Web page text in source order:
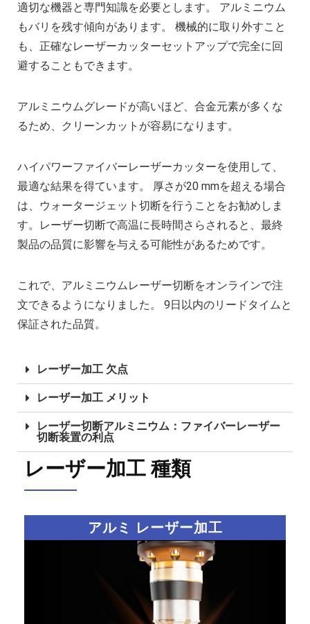
2022年 中国におけるCNC工作機械の開発動
アルミニウム高速加工ガイドの決定版
CNC加工用工具と送り装置の選び方
CNC機械加工部品の材料選択時の考慮点
適切な機器と専門知識を必要とします。 アルミニウム
もバリを残す傾向があります。 機械的に取り外すこと
も、正確なレーザーカッターセットアップで完全に回
避することもできます。
アルミニウムグレードが高いほど、合金元素が多くな
るため、クリーンカットが容易になります。
ハイパワーファイバーレーザーカッターを使用して、
最適な結果を得ています。 厚さが20 mmを超える場合
は、ウォータージェット切断を行うことをお勧めしま
す。レーザー切断で高温に長時間さらされると、最終
製品の品質に影響を与える可能性があるためです。
これで、アルミニウムレーザー切断をオンラインで注
文できるようになりました。 9日以内のリードタイムと
保証された品質。
レーザー加工 欠点
レーザー加工 メリット
レーザー切断アルミニウム：ファイバーレーザー
切断装置の利点
レーザー加工 種類
アルミ レーザー加工